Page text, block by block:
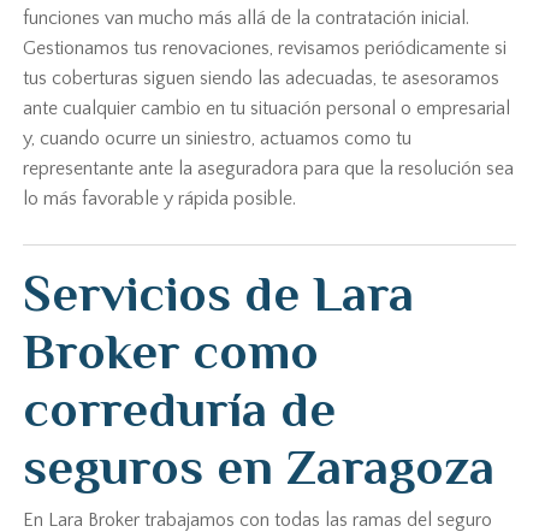
funciones van mucho más allá de la contratación inicial.
Gestionamos tus renovaciones, revisamos periódicamente si
tus coberturas siguen siendo las adecuadas, te asesoramos
ante cualquier cambio en tu situación personal o empresarial
y, cuando ocurre un siniestro, actuamos como tu
representante ante la aseguradora para que la resolución sea
lo más favorable y rápida posible.
Servicios de Lara
Broker como
correduría de
seguros en Zaragoza
En Lara Broker trabajamos con todas las ramas del seguro